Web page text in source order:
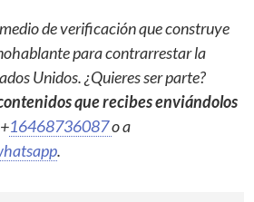
de verificación que construye
para contrarrestar la
Unidos. ¿Quieres ser parte?
que recibes enviándolos
+16468736087o a
.